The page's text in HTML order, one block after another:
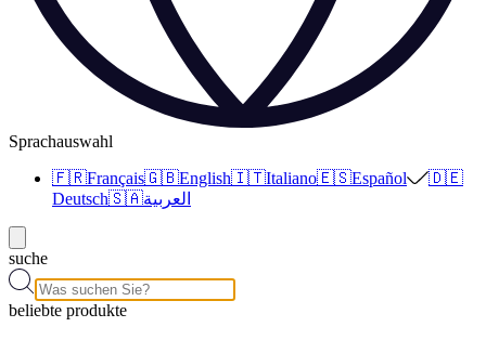
Sprachauswahl
🇫🇷Français🇬🇧English🇮🇹Italiano🇪🇸Español
🇩🇪
Deutsch🇸🇦العربية
suche
beliebte produkte